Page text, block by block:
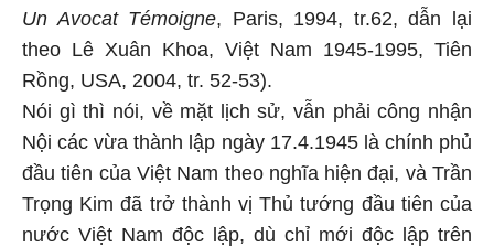
Un Avocat Témoigne, Paris, 1994, tr.62, dẫn lại
theo Lê Xuân Khoa, Việt Nam 1945-1995, Tiên
Rồng, USA, 2004, tr. 52-53).
Nói gì thì nói, về mặt lịch sử, vẫn phải công nhận
Nội các vừa thành lập ngày 17.4.1945 là chính phủ
đầu tiên của Việt Nam theo nghĩa hiện đại, và Trần
Trọng Kim đã trở thành vị Thủ tướng đầu tiên của
nước Việt Nam độc lập, dù chỉ mới độc lập trên